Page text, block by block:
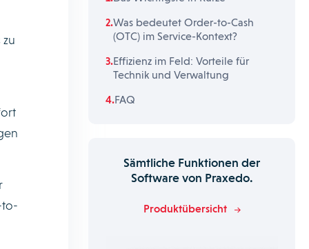
to-
Was bedeutet Order-to-Cash
(OTC) im Service-Kontext?
Effizienz im Feld: Vorteile für
Technik und Verwaltung
FAQ
Sämtliche Funktionen der
Software von Praxedo.
Produktübersicht